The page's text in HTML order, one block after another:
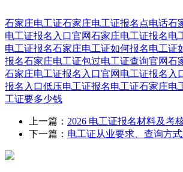
石家庄电工证石家庄电工证报名点电话石
电工证报名入口官网石家庄电工证报名电
电工证报名石家庄电工证如何报名电工证
报名石家庄电工证包过电工证查询官网石
石家庄电工证报名入口官网 电工证报名入
报名入口低压电工证报名电工证石家庄电
工证要多少钱
上一篇： 2026 电工证报名材料及考
下一篇： 电工证从业要求、查询方